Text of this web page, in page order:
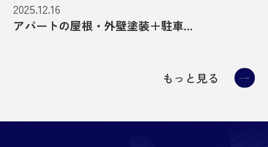
2025.12.16
アパートの屋根・外壁塗装＋駐車…
もっと見る